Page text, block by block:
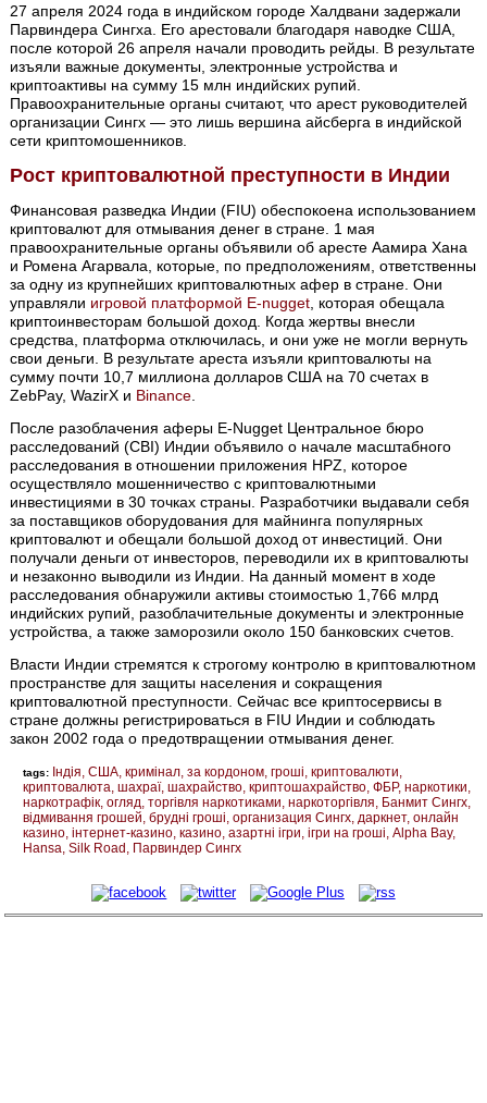
27 апреля 2024 года в индийском городе Халдвани задержали
Парвиндера Сингха. Его арестовали благодаря наводке США,
после которой 26 апреля начали проводить рейды. В результате
изъяли важные документы, электронные устройства и
криптоактивы на сумму 15 млн индийских рупий.
Правоохранительные органы считают, что арест руководителей
организации Сингх — это лишь вершина айсберга в индийской
сети криптомошенников.
Рост криптовалютной преступности в Индии
Финансовая разведка Индии (FIU) обеспокоена использованием
криптовалют для отмывания денег в стране. 1 мая
правоохранительные органы объявили об аресте Аамира Хана
и Ромена Агарвала, которые, по предположениям, ответственны
за одну из крупнейших криптовалютных афер в стране. Они
управляли игровой платформой E-nugget , которая обещала
криптоинвесторам большой доход. Когда жертвы внесли
средства, платформа отключилась, и они уже не могли вернуть
свои деньги. В результате ареста изъяли криптовалюты на
сумму почти 10,7 миллиона долларов США на 70 счетах в
ZebPay, WazirX и Binance
После разоблачения аферы E-Nugget Центральное бюро
расследований (CBI) Индии объявило о начале масштабного
расследования в отношении приложения HPZ, которое
осуществляло мошенничество с криптовалютными
инвестициями в 30 точках страны. Разработчики выдавали себя
за поставщиков оборудования для майнинга популярных
криптовалют и обещали большой доход от инвестиций. Они
получали деньги от инвесторов, переводили их в криптовалюты
и незаконно выводили из Индии. На данный момент в ходе
расследования обнаружили активы стоимостью 1,766 млрд
индийских рупий, разоблачительные документы и электронные
устройства, а также заморозили около 150 банковских счетов.
Власти Индии стремятся к строгому контролю в криптовалютном
пространстве для защиты населения и сокращения
криптовалютной преступности. Сейчас все криптосервисы в
стране должны регистрироваться в FIU Индии и соблюдать
закон 2002 года о предотвращении отмывания денег.
tags: Індія США кримінал за кордоном гроші криптовалюти
криптовалюта шахраї шахрайство криптошахрайство ФБР наркотики
наркотрафік огляд торгівля наркотиками наркоторгівля Банмит Сингх
відмивання грошей брудні гроші организация Сингх даркнет онлайн
казино інтернет-казино казино азартні ігри ігри на гроші Alpha Bay
Hansa Silk Road Парвиндер Сингх